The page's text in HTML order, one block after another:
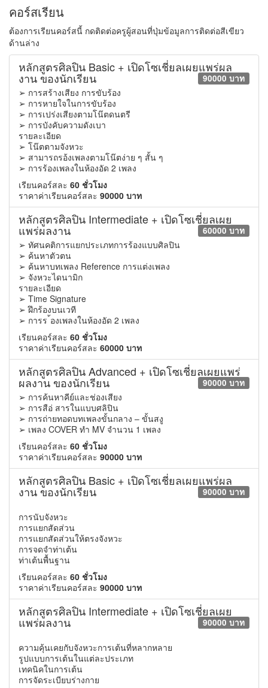
คอร์สเรียน
ต้องการเรียนคอร์สนี้ กดติดต่อครูผู้สอนที่ปุ่มข้อมูลการติดต่อสีเขียว
ด้านล่าง
หลักสูตรศิลปิน Basic + เปิดโซเชี่ยลเผยแพร่ผล
งาน ของนักเรียน 90000 บาท
➢ การสร้างเสียง การขับร้อง
➢ การหายใจในการขับร้อง
➢ การเปร่งเสียงตามโน๊ตดนตรี
➢ การบังคับความดังเบา
รายละเอียด
➢ โน๊ตตามจังหวะ
➢ สามารถรอ้งเพลงตามโน๊ตง่าย ๆ สั้น ๆ
➢ การร้องเพลงในห้องอัด 2 เพลง
เรียนคอร์สละ 60 ชั่วโมง
ราคาค่าเรียนคอร์สละ 90000 บาท
หลักสูตรศิลปิน Intermediate + เปิดโซเชี่ยลเผย
แพร่ผลงาน 60000 บาท
➢ ทัศนคติการแยกประเภทการร้องแบบศิลปิน
➢ ค้นหาตัวตน
➢ ค้นหาบทเพลง Reference การแต่งเพลง
➢ จังหวะไดนามิก
รายละเอียด
➢ Time Signature
➢ ฝึกร้องบนเวที
➢ การร ้องเพลงในห้องอัด 2 เพลง
เรียนคอร์สละ 60 ชั่วโมง
ราคาค่าเรียนคอร์สละ 60000 บาท
หลักสูตรศิลปิน Advanced + เปิดโซเชี่ยลเผยแพร่
ผลงาน ของนักเรียน 90000 บาท
➢ การค้นหาคีย์และช่องเสียง
➢ การสือ่ สารในแบบศลิปิน
➢ การถ่ายทอดบทเพลงขั้นกลาง – ขั้นสงู
➢ เพลง COVER ทำ MV จำนวน 1 เพลง
เรียนคอร์สละ 60 ชั่วโมง
ราคาค่าเรียนคอร์สละ 90000 บาท
หลักสูตรศิลปิน Basic + เปิดโซเชี่ยลเผยแพร่ผล
งาน ของนักเรียน 90000 บาท
การนับจังหวะ
การแยกสัดส่วน
การแยกสัดส่วนให้ตรงจังหวะ
การจดจำท่าเต้น
ท่าเต้นพื้นฐาน
เรียนคอร์สละ 60 ชั่วโมง
ราคาค่าเรียนคอร์สละ 90000 บาท
หลักสูตรศิลปิน Intermediate + เปิดโซเชี่ยลเผย
แพร่ผลงาน 90000 บาท
ความคุ้นเคยกับจังหวะการเต้นที่หลากหลาย
รูปแบบการเต้นในแต่ละประเภท
เทคนิคในการเต้น
การจัดระเบียบร่างกาย